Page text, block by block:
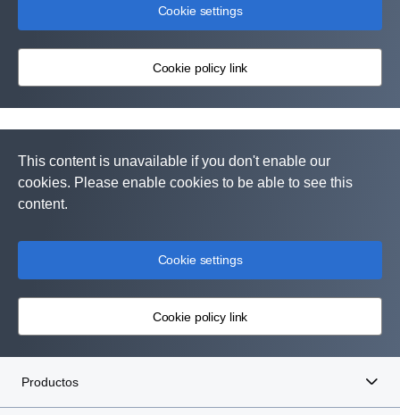
Cookie settings
Cookie policy link
This content is unavailable if you don't enable our
cookies. Please enable cookies to be able to see this
content.
Cookie settings
Cookie policy link
Productos